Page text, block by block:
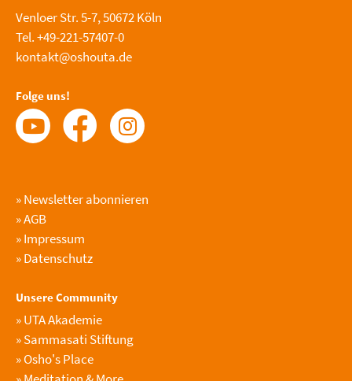
Venloer Str. 5-7, 50672 Köln
Tel. +49-221-57407-0
kontakt@oshouta.de
Folge uns!
»Newsletter abonnieren
»AGB
»Impressum
»Datenschutz
Unsere Community
»UTA Akademie
»Sammasati Stiftung
»Osho's Place